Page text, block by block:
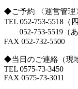
◆ご予約 〈運営管理
TEL 052-753-5518（
052-753-5519（あ
FAX 052-732-5500
◆当日のご連絡（現
TEL 0575-73-3450
FAX 0575-73-3011